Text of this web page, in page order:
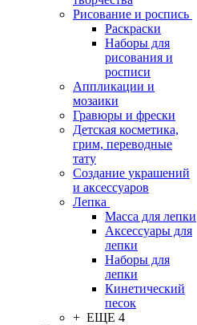
Рисование и роспись
Раскраски
Наборы для
рисования и
росписи
Аппликации и
мозаики
Гравюры и фрески
Детская косметика,
грим, переводные
тату
Создание украшений
и аксессуаров
Лепка
Масса для лепки
Аксессуары для
лепки
Наборы для
лепки
Кинетический
песок
+ ЕЩЕ 4